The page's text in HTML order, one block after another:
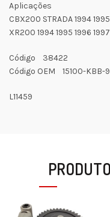
Aplicações
CBX200 STRADA 1994
XR200 1994 1995 1996
Código 38422
Código OEM 15100-KBB-
L11459